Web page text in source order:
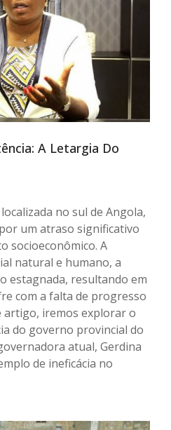
A Letargia Do
no sul de Angola,
um atraso significativo
socioeconômico. A
natural e humano, a
estagnada, resultando em
com a falta de progresso
artigo, iremos explorar o
do governo provincial do
atual, Gerdina
de ineficácia no